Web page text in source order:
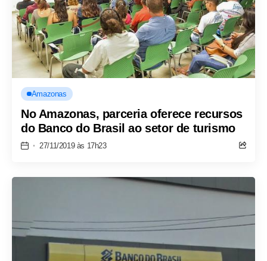
Amazonas
No Amazonas, parceria oferece recursos
do Banco do Brasil ao setor de turismo
27/11/2019 às 17h23